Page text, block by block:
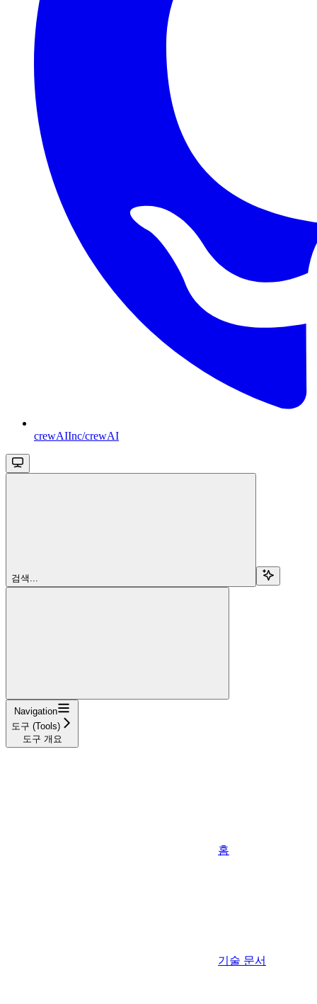
crewAIInc/crewAI
검색...
Navigation
도구 (Tools)
도구 개요
홈
기술 문서